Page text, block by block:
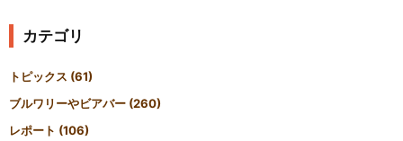
カテゴリ
トピックス (61)
ブルワリーやビアバー (260)
レポート (106)